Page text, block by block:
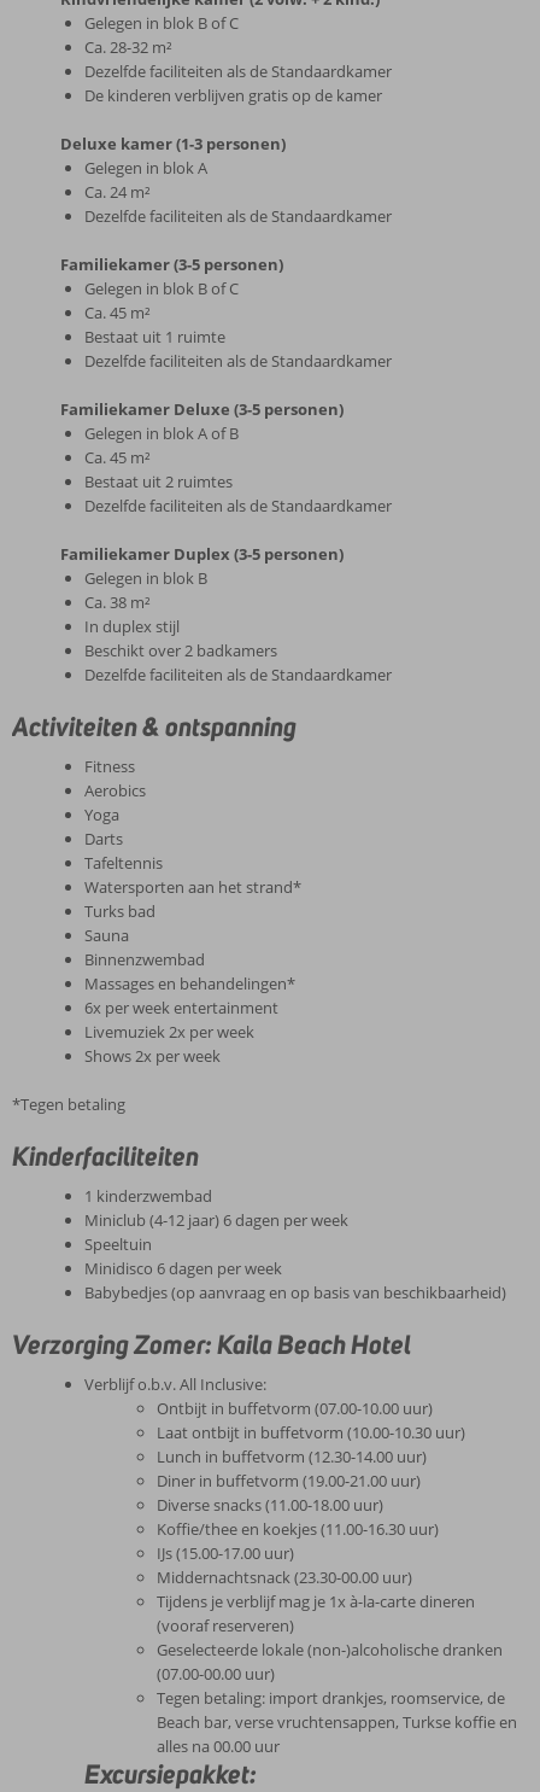
Gelegen in blok B of C
Ca. 28-32 m²
Dezelfde faciliteiten als de Standaardkamer
De kinderen verblijven gratis op de kamer
Deluxe kamer (1-3 personen)
Gelegen in blok A
Ca. 24 m²
Dezelfde faciliteiten als de Standaardkamer
Familiekamer (3-5 personen)
Gelegen in blok B of C
Ca. 45 m²
Bestaat uit 1 ruimte
Dezelfde faciliteiten als de Standaardkamer
Familiekamer Deluxe (3-5 personen)
Gelegen in blok A of B
Ca. 45 m²
Bestaat uit 2 ruimtes
Dezelfde faciliteiten als de Standaardkamer
Familiekamer Duplex (3-5 personen)
Gelegen in blok B
Ca. 38 m²
In duplex stijl
Beschikt over 2 badkamers
Dezelfde faciliteiten als de Standaardkamer
Activiteiten & ontspanning
Fitness
Aerobics
Yoga
Darts
Tafeltennis
Watersporten aan het strand*
Turks bad
Sauna
Binnenzwembad
Massages en behandelingen*
6x per week entertainment
Livemuziek 2x per week
Shows 2x per week
*Tegen betaling
Kinderfaciliteiten
1 kinderzwembad
Miniclub (4-12 jaar) 6 dagen per week
Speeltuin
Minidisco 6 dagen per week
Babybedjes (op aanvraag en op basis van beschikbaarheid)
Verzorging Zomer: Kaila Beach Hotel
Verblijf o.b.v. All Inclusive:
Ontbijt in buffetvorm (07.00-10.00 uur)
Laat ontbijt in buffetvorm (10.00-10.30 uur)
Lunch in buffetvorm (12.30-14.00 uur)
Diner in buffetvorm (19.00-21.00 uur)
Diverse snacks (11.00-18.00 uur)
Koffie/thee en koekjes (11.00-16.30 uur)
IJs (15.00-17.00 uur)
Middernachtsnack (23.30-00.00 uur)
Tijdens je verblijf mag je 1x à-la-carte dineren
(vooraf reserveren)
Geselecteerde lokale (non-)alcoholische dranken
(07.00-00.00 uur)
Tegen betaling: import drankjes, roomservice, de
Beach bar, verse vruchtensappen, Turkse koffie en
alles na 00.00 uur
Excursiepakket: